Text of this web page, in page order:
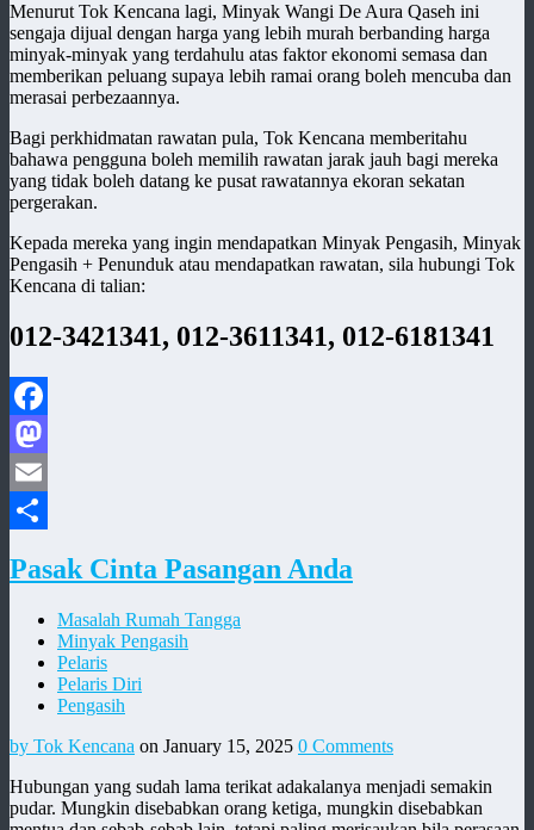
Menurut Tok Kencana lagi, Minyak Wangi De Aura Qaseh ini
sengaja dijual dengan harga yang lebih murah berbanding harga
minyak-minyak yang terdahulu atas faktor ekonomi semasa dan
memberikan peluang supaya lebih ramai orang boleh mencuba dan
merasai perbezaannya.
Bagi perkhidmatan rawatan pula, Tok Kencana memberitahu
bahawa pengguna boleh memilih rawatan jarak jauh bagi mereka
yang tidak boleh datang ke pusat rawatannya ekoran sekatan
pergerakan.
Kepada mereka yang ingin mendapatkan Minyak Pengasih, Minyak
Pengasih + Penunduk atau mendapatkan rawatan, sila hubungi Tok
Kencana di talian:
012-3421341, 012-3611341, 012-6181341
Facebook
Mastodon
Email
Pasak Cinta Pasangan Anda
Masalah Rumah Tangga
Minyak Pengasih
Pelaris
Pelaris Diri
Pengasih
by Tok Kencana on January 15, 2025 0 Comments
Hubungan yang sudah lama terikat adakalanya menjadi semakin
pudar. Mungkin disebabkan orang ketiga, mungkin disebabkan